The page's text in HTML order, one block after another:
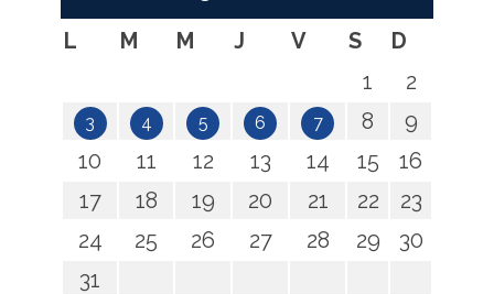
L
M M J V S
D
1
2
3 4 5 6 7 8
9
10
11 12 13 14 15
16
17
18 19 20 21 22
23
24
25 26 27 28 29
30
31